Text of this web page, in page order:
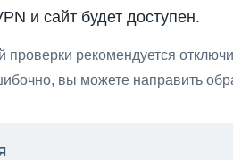
и сайт будет доступен.
проверки рекомендуется
вы можете направить